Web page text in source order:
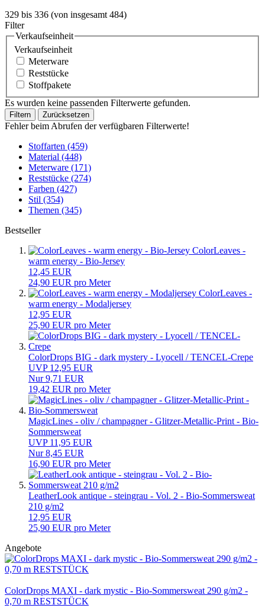
329 bis 336 (von insgesamt 484)
Filter
Verkaufseinheit
Verkaufseinheit
Meterware
Reststücke
Stoffpakete
Es wurden keine passenden Filterwerte gefunden.
Filtern Zurücksetzen
Fehler beim Abrufen der verfügbaren Filterwerte!
Stoffarten (459)
Material (448)
Meterware (171)
Reststücke (274)
Farben (427)
Stil (354)
Themen (345)
Bestseller
ColorLeaves -
warm energy - Bio-Jersey
12,45 EUR
24,90 EUR pro Meter
ColorLeaves -
warm energy - Modaljersey
12,95 EUR
25,90 EUR pro Meter
ColorDrops BIG - dark mystery - Lyocell / TENCEL-Crepe
UVP 12,95 EUR
Nur 9,71 EUR
19,42 EUR pro Meter
MagicLines - oliv / champagner - Glitzer-Metallic-Print - Bio-
Sommersweat
UVP 11,95 EUR
Nur 8,45 EUR
16,90 EUR pro Meter
LeatherLook antique - steingrau - Vol. 2 - Bio-Sommersweat
210 g/m2
12,95 EUR
25,90 EUR pro Meter
Angebote
ColorDrops MAXI - dark mystic - Bio-Sommersweat 290 g/m2 -
0,70 m RESTSTÜCK